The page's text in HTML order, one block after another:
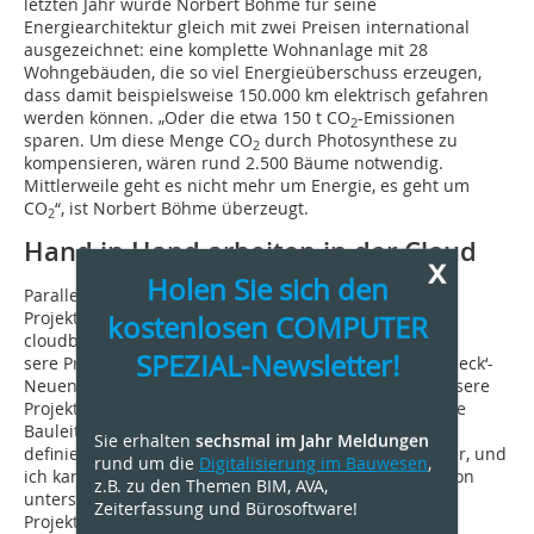
letzten Jahr wurde Norbert Böhme für seine
Energiearchitektur gleich mit zwei Preisen international
ausgezeichnet: eine komplette Wohnanlage mit 28
Wohngebäuden, die so viel Energieüberschuss erzeugen,
dass damit beispielsweise 150.000 km elektrisch gefahren
werden können. „Oder die etwa 150 t CO2-Emissionen
sparen. Um diese Menge CO2 durch Photosynthese zu
kompensieren, wären rund 2.500 Bäume notwendig.
Mittlerweile geht es nicht mehr um Energie, es geht um
CO2“, ist Norbert Böhme überzeugt.
Hand in Hand arbeiten in der Cloud
Parallel zur innovativen Architektur wurde auch die
Projektsoftware der Werkgemeinschaft auf neueste
cloudbasierte Technologie umgestellt. „Un-
sere Projekte sind regional weit verteilt. Die ‚BauProCheck‘-
Neuentwicklung ermöglicht Zugriff von überall auf unsere
Projekte. Damit verstärken jetzt ohne Probleme externe
Bauleiter und Planer das Team. Sie arbeiten in den
definierten Strukturen genauso transparent und sicher, und
ich kann ruhig schlafen.“ Die neue Programmgeneration
unterstützt und verschränkt die Tätigkeiten von Chef,
Projektsteuerung, Planung, Bauleitung und Assistenz
x
Holen Sie sich den
kostenlosen COMPUTER
SPEZIAL-Newsletter!
Sie erhalten sechsmal im Jahr Meldungen
rund um die Digitalisierung im Bauwesen,
z.B. zu den Themen BIM, AVA,
Zeiterfassung und Bürosoftware!